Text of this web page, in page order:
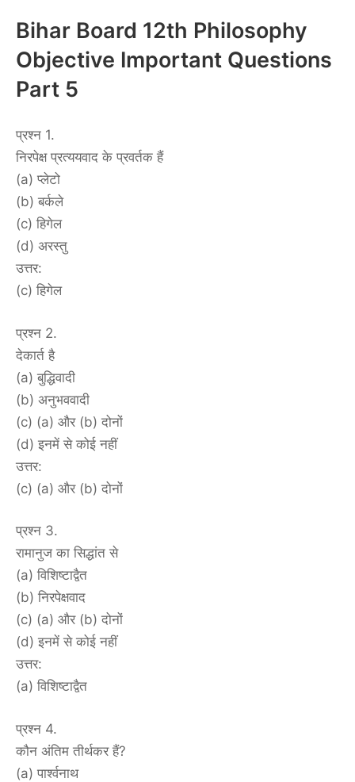
Bihar Board 12th Philosophy
Objective Important Questions
Part 5
प्रश्न 1.
निरपेक्ष प्रत्ययवाद के प्रवर्तक हैं
(a) प्लेटो
(b) बर्कले
(c) हिगेल
(d) अरस्तु
उत्तर:
(c) हिगेल
प्रश्न 2.
देकार्त है
(a) बुद्धिवादी
(b) अनुभववादी
(c) (a) और (b) दोनों
(d) इनमें से कोई नहीं
उत्तर:
(c) (a) और (b) दोनों
प्रश्न 3.
रामानुज का सिद्धांत से
(a) विशिष्टाद्वैत
(b) निरपेक्षवाद
(c) (a) और (b) दोनों
(d) इनमें से कोई नहीं
उत्तर:
(a) विशिष्टाद्वैत
प्रश्न 4.
कौन अंतिम तीर्थकर हैं?
(a) पार्श्वनाथ